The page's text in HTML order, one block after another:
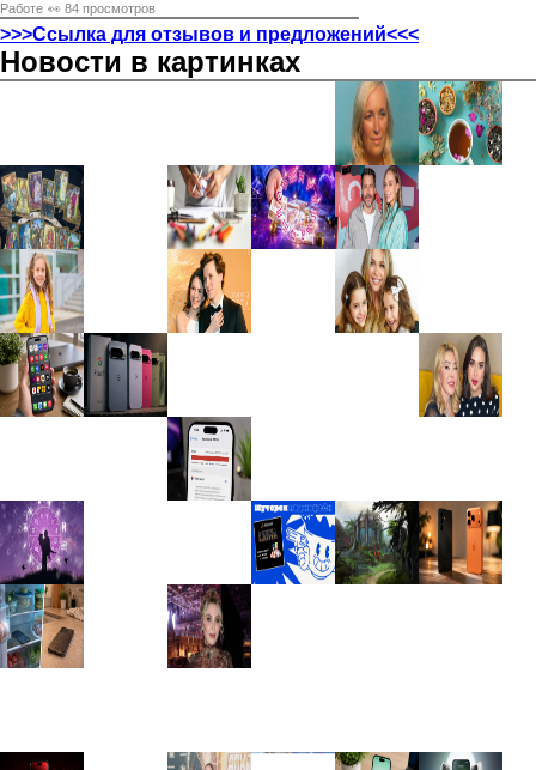
Работе 👀 84 просмотров
>>>Ссылка для отзывов и предложений<<<
Новости в картинках